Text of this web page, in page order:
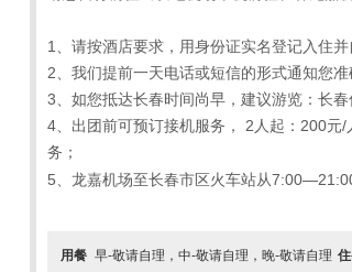
1、请按酒店要求，用身份证实名登记入住并
2、我们提前一天电话或短信的形式通知您
3、如您抵达长春时间尚早，建议游览：长
4、出团前可预订接机服务，
2 人起： 200元/
务；
5、龙嘉机场至长春市区火车站从7:00—
用餐 早-敬请自理，中-敬请自理，晚-敬请自理